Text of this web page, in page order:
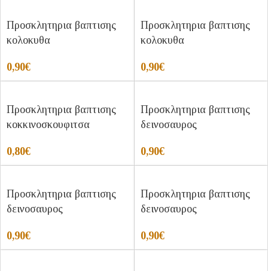
Προσκλητηρια βαπτισης
κολοκυθα
0,90€
Προσκλητηρια βαπτισης
κολοκυθα
0,90€
Προσκλητηρια βαπτισης
κοκκινοσκουφιτσα
0,80€
Προσκλητηρια βαπτισης
δεινοσαυρος
0,90€
Προσκλητηρια βαπτισης
δεινοσαυρος
0,90€
Προσκλητηρια βαπτισης
δεινοσαυρος
0,90€